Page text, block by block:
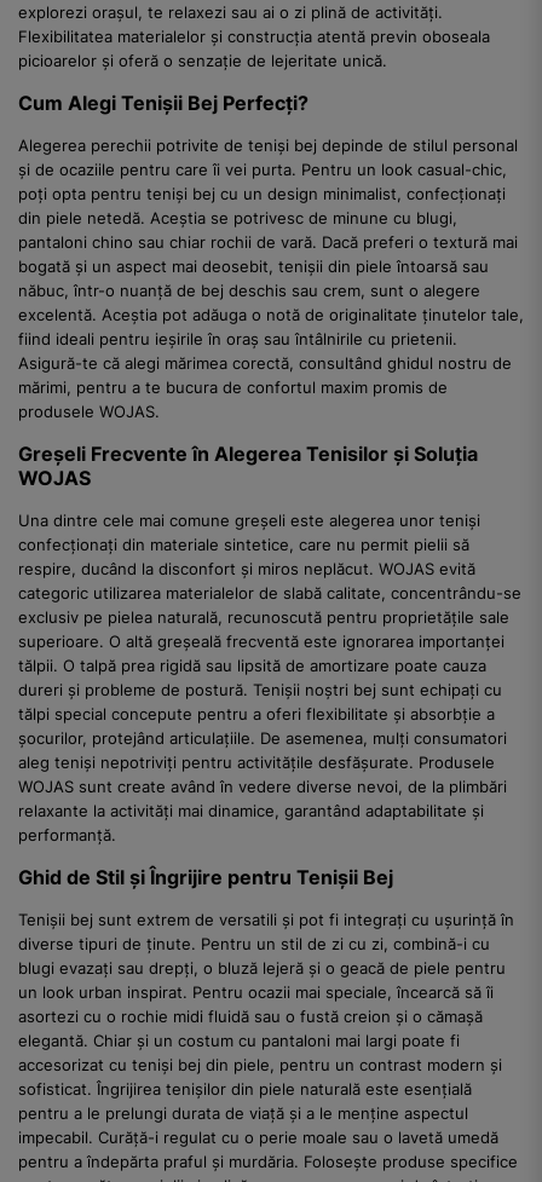
explorezi orașul, te relaxezi sau ai o zi plină de activități.
Flexibilitatea materialelor și construcția atentă previn oboseala
picioarelor și oferă o senzație de lejeritate unică.
Cum Alegi Tenișii Bej Perfecți?
Alegerea perechii potrivite de teniși bej depinde de stilul personal
și de ocaziile pentru care îi vei purta. Pentru un look casual-chic,
poți opta pentru teniși bej cu un design minimalist, confecționați
din piele netedă. Aceștia se potrivesc de minune cu blugi,
pantaloni chino sau chiar rochii de vară. Dacă preferi o textură mai
bogată și un aspect mai deosebit, tenișii din piele întoarsă sau
năbuc, într-o nuanță de bej deschis sau crem, sunt o alegere
excelentă. Aceștia pot adăuga o notă de originalitate ținutelor tale,
fiind ideali pentru ieșirile în oraș sau întâlnirile cu prietenii.
Asigură-te că alegi mărimea corectă, consultând ghidul nostru de
mărimi, pentru a te bucura de confortul maxim promis de
produsele WOJAS.
Greșeli Frecvente în Alegerea Tenisilor și Soluția
WOJAS
Una dintre cele mai comune greșeli este alegerea unor teniși
confecționați din materiale sintetice, care nu permit pielii să
respire, ducând la disconfort și miros neplăcut. WOJAS evită
categoric utilizarea materialelor de slabă calitate, concentrându-se
exclusiv pe pielea naturală, recunoscută pentru proprietățile sale
superioare. O altă greșeală frecventă este ignorarea importanței
tălpii. O talpă prea rigidă sau lipsită de amortizare poate cauza
dureri și probleme de postură. Tenișii noștri bej sunt echipați cu
tălpi special concepute pentru a oferi flexibilitate și absorbție a
șocurilor, protejând articulațiile. De asemenea, mulți consumatori
aleg teniși nepotriviți pentru activitățile desfășurate. Produsele
WOJAS sunt create având în vedere diverse nevoi, de la plimbări
relaxante la activități mai dinamice, garantând adaptabilitate și
performanță.
Ghid de Stil și Îngrijire pentru Tenișii Bej
Tenișii bej sunt extrem de versatili și pot fi integrați cu ușurință în
diverse tipuri de ținute. Pentru un stil de zi cu zi, combină-i cu
blugi evazați sau drepți, o bluză lejeră și o geacă de piele pentru
un look urban inspirat. Pentru ocazii mai speciale, încearcă să îi
asortezi cu o rochie midi fluidă sau o fustă creion și o cămașă
elegantă. Chiar și un costum cu pantaloni mai largi poate fi
accesorizat cu teniși bej din piele, pentru un contrast modern și
sofisticat. Îngrijirea tenișilor din piele naturală este esențială
pentru a le prelungi durata de viață și a le menține aspectul
impecabil. Curăță-i regulat cu o perie moale sau o lavetă umedă
pentru a îndepărta praful și murdăria. Folosește produse specifice